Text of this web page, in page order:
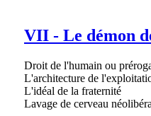
VII - Le démon
Droit de l'humain ou
L'architecture de
L'idéal de la fraternité
Lavage de cerveau